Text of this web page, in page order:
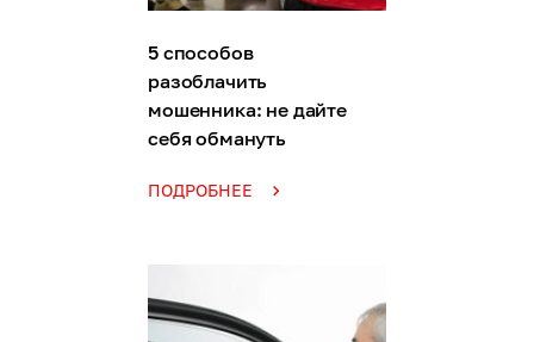
5 способов
разоблачить
мошенника: не дайте
себя обмануть
ПОДРОБНЕЕ